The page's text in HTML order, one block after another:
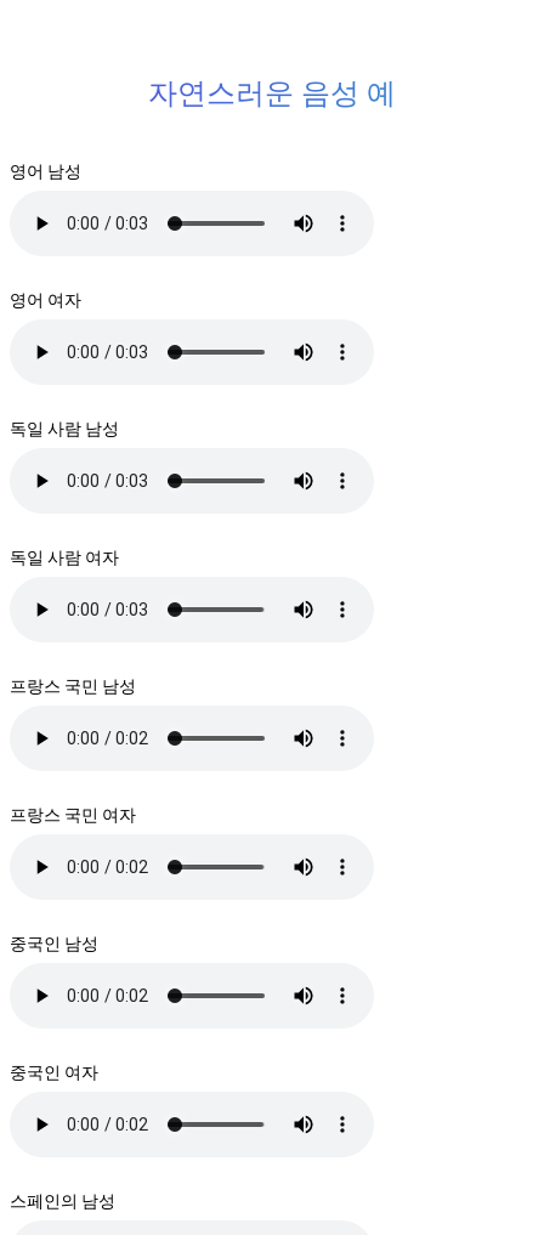
자연스러운 음성 예
영어 남성
영어 여자
독일 사람 남성
독일 사람 여자
프랑스 국민 남성
프랑스 국민 여자
중국인 남성
중국인 여자
스페인의 남성